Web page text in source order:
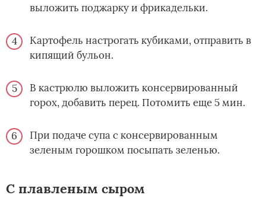
выложить поджарку и фрикадельки.
Картофель настрогать кубиками, отправить в
кипящий бульон.
В кастрюлю выложить консервированный
горох, добавить перец. Потомить еще 5 мин.
При подаче супа с консервированным
зеленым горошком посыпать зеленью.
С плавленым сыром